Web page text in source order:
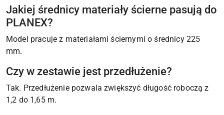
Jakiej średnicy materiały ścierne pasują do
PLANEX?
Model pracuje z materiałami ściernymi o średnicy 225
mm.
Czy w zestawie jest przedłużenie?
Tak. Przedłużenie pozwala zwiększyć długość roboczą z
1,2 do 1,65 m.